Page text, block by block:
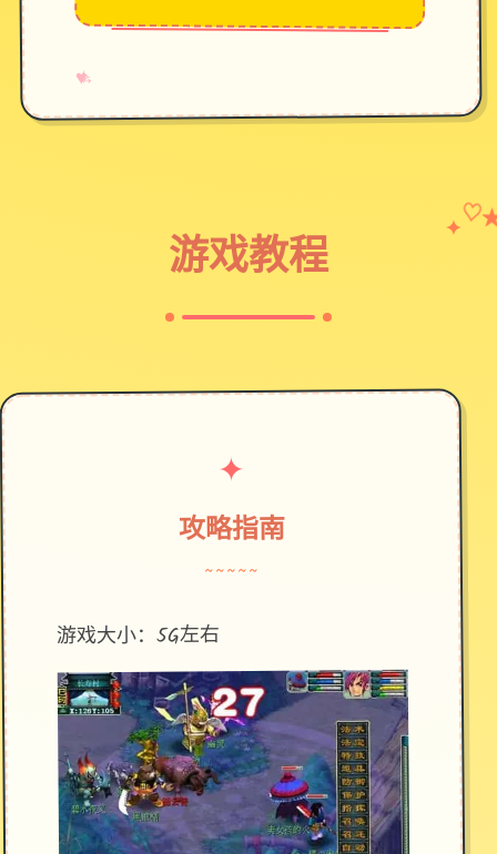
♥
✧
→
游戏教程
✦♡
✦
攻略指南
~~~~~
游戏大小：5G左右